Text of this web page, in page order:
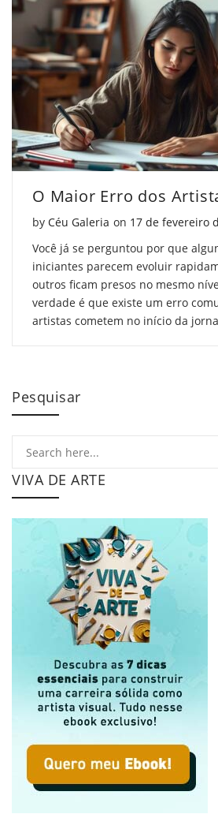
by Céu Galeria on Posted on
17 de fevereiro
Você já se perguntou por que
iniciantes parecem evoluir
outros ficam presos no mesmo
verdade é que existe um erro
artistas cometem no início da
Pesquisar
VIVA DE ARTE